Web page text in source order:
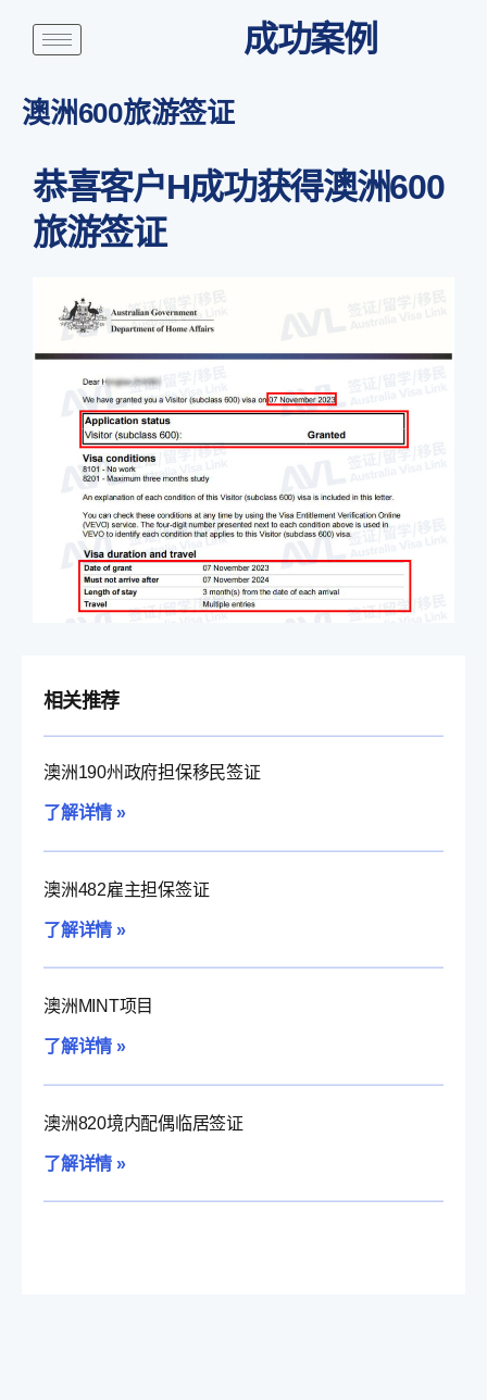
成功案例
澳洲600旅游签证
恭喜客户H成功获得澳洲600
旅游签证
相关推荐
澳洲190州政府担保移民签证
了解详情 »
澳洲482雇主担保签证
了解详情 »
澳洲MINT项目
了解详情 »
澳洲820境内配偶临居签证
了解详情 »